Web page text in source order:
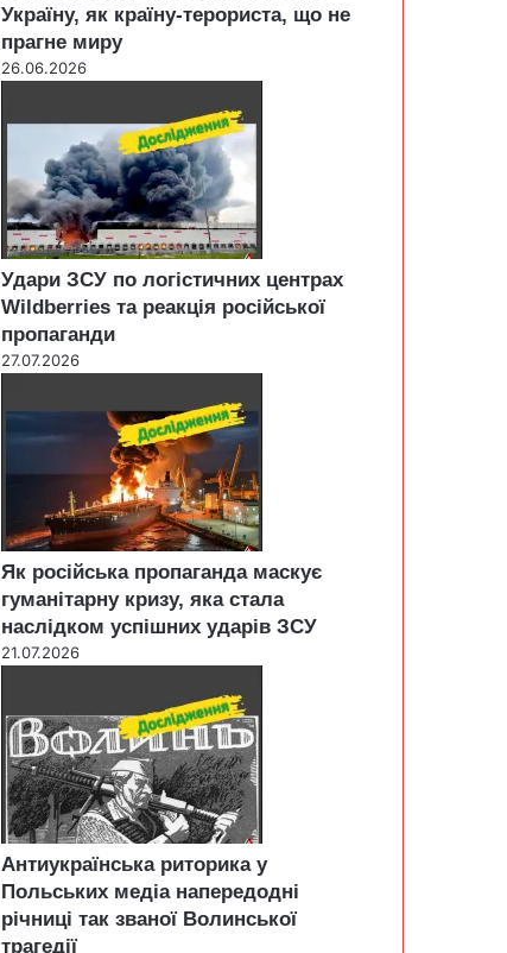
Україну, як країну-терориста, що не
прагне миру
26.06.2026
Удари ЗСУ по логістичних центрах
Wildberries та реакція російської
пропаганди
27.07.2026
Як російська пропаганда маскує
гуманітарну кризу, яка стала
наслідком успішних ударів ЗСУ
21.07.2026
Антиукраїнська риторика у
Польських медіа напередодні
річниці так званої Волинської
трагедії